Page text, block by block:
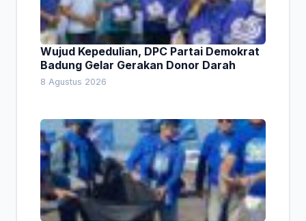
Wujud Kepedulian, DPC Partai Demokrat
Badung Gelar Gerakan Donor Darah
8 Agustus 2026